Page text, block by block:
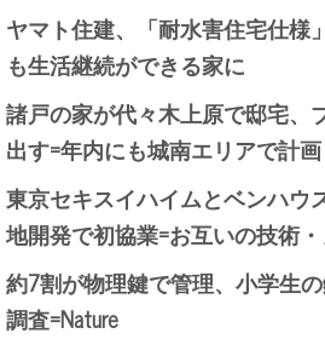
ヤマト住建、「耐水害住宅仕様
も生活継続ができる家に
諸戸の家が代々木上原で邸宅、
出す=年内にも城南エリアで計
東京セキスイハイムとベンハウ
地開発で初協業=お互いの技術
約7割が物理鍵で管理、小学生
調査=Nature